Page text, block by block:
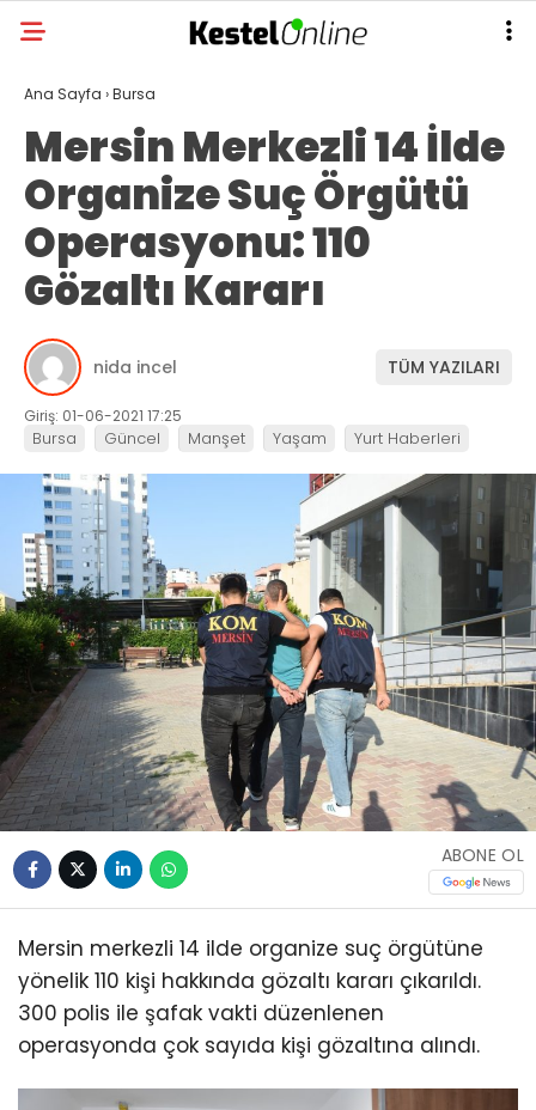
Ana Sayfa ›Bursa
Mersin Merkezli 14 İlde
Organize Suç Örgütü
Operasyonu: 110
Gözaltı Kararı
nida incel TÜM YAZILARI
Giriş: 01-06-2021 17:25
Bursa Güncel Manşet Yaşam Yurt Haberleri
ABONE OL
Mersin merkezli 14 ilde organize suç örgütüne
yönelik 110 kişi hakkında gözaltı kararı çıkarıldı.
300 polis ile şafak vakti düzenlenen
operasyonda çok sayıda kişi gözaltına alındı.